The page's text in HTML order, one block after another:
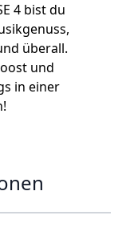
4 bist du
überall.
und
in einer